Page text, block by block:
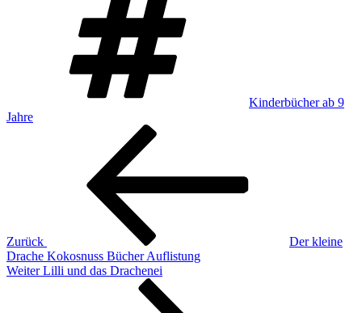
Kinderbücher ab 9
Jahre
Beitragsnavigation
Zurück
Der kleine
Drache Kokosnuss Bücher Auflistung
Nächster
Weiter Lilli und das Drachenei